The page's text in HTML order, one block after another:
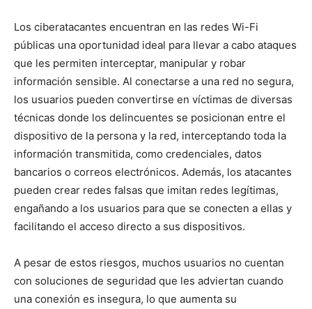
Los ciberatacantes encuentran en las redes Wi-Fi
públicas una oportunidad ideal para llevar a cabo ataques
que les permiten interceptar, manipular y robar
información sensible. Al conectarse a una red no segura,
los usuarios pueden convertirse en víctimas de diversas
técnicas donde los delincuentes se posicionan entre el
dispositivo de la persona y la red, interceptando toda la
información transmitida, como credenciales, datos
bancarios o correos electrónicos. Además, los atacantes
pueden crear redes falsas que imitan redes legítimas,
engañando a los usuarios para que se conecten a ellas y
facilitando el acceso directo a sus dispositivos.
A pesar de estos riesgos, muchos usuarios no cuentan
con soluciones de seguridad que les adviertan cuando
una conexión es insegura, lo que aumenta su